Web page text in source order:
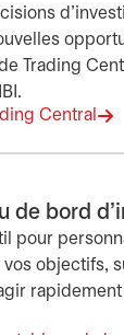
Trading
Central
de bord
pour
objectifs,